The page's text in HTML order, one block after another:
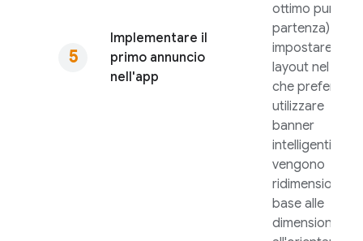
Implementare il
primo annuncio
nell'app
ottimo punto di
partenza). Puoi
impostare il
layout nel
che preferisci
utilizzare
banner
intelligenti che
vengono
ridimensionati
base alle
dimensioni e